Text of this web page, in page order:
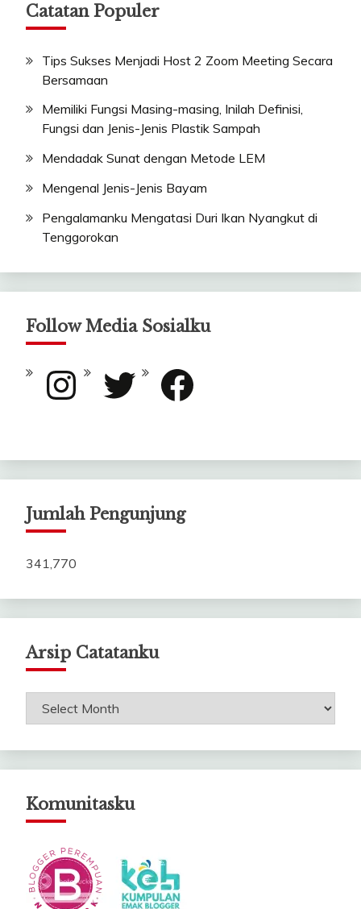
Catatan Populer
Tips Sukses Menjadi Host 2 Zoom Meeting Secara
Bersamaan
Memiliki Fungsi Masing-masing, Inilah Definisi,
Fungsi dan Jenis-Jenis Plastik Sampah
Mendadak Sunat dengan Metode LEM
Mengenal Jenis-Jenis Bayam
Pengalamanku Mengatasi Duri Ikan Nyangkut di
Tenggorokan
Follow Media Sosialku
Instagram Twitter Facebook
Jumlah Pengunjung
341,770
Arsip Catatanku
Arsip
Komunitasku